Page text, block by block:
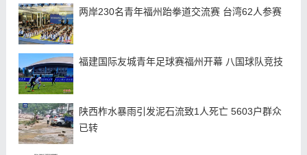
两岸230名青年福州跆拳道交流赛 台湾62人参赛
福建国际友城青年足球赛福州开幕 八国球队竞技
陕西柞水暴雨引发泥石流致1人死亡 5603户群众
已转